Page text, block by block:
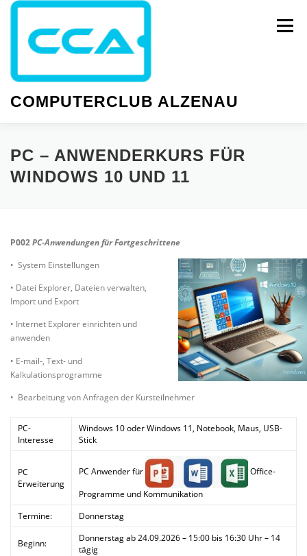
Zum
springen
COMPUTERCLUB ALZENAU
Menü
NEWS PC-KURSE SMARTPHONE-KURSE
PC – ANWENDERKURS FÜR
WINDOWS 10 UND 11
P002PC-Anwendungen für Fortgeschrittene
• System Einstellungen
• Datei Explorer, Dateien verwalten,
Import und Export
• Internet Explorer einrichten und
anwenden
• E-mail-, Text- und
Kalkulationsprogramme
• Bearbeitung von Anfragen der Kursteilnehmer
PC-
Interesse
Windows 10 oder Windows 11, Notebook, Maus, USB-
Stick
PC
Erweiterung
PC Anwender für
Office-
Programme und Kommunikation
Termine:
Donnerstag
Beginn:
Donnerstag ab 24.09.2026 – 15:00 bis 16:30 Uhr – 14
tägig